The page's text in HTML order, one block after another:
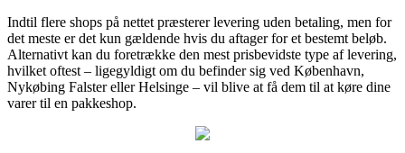
Indtil flere shops på nettet præsterer levering uden betaling, men for
det meste er det kun gældende hvis du aftager for et bestemt beløb.
Alternativt kan du foretrække den mest prisbevidste type af levering,
hvilket oftest – ligegyldigt om du befinder sig ved København,
Nykøbing Falster eller Helsinge – vil blive at få dem til at køre dine
varer til en pakkeshop.